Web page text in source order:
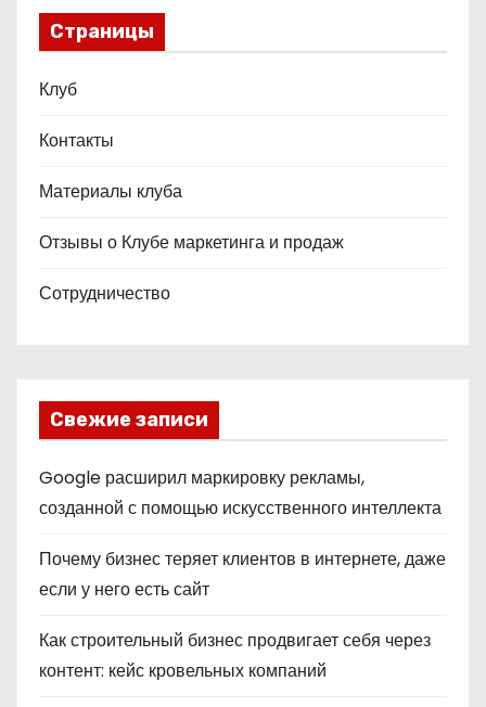
Страницы
Клуб
Контакты
Материалы клуба
Отзывы о Клубе маркетинга и продаж
Сотрудничество
Свежие записи
Google расширил маркировку рекламы,
созданной с помощью искусственного интеллекта
Почему бизнес теряет клиентов в интернете, даже
если у него есть сайт
Как строительный бизнес продвигает себя через
контент: кейс кровельных компаний